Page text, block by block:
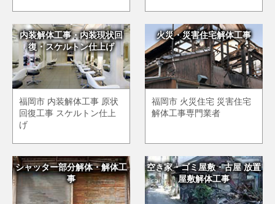
内装解体工事・内装現状回
復・スケルトン仕上げ
福岡市 内装解体工事 原状
回復工事 スケルトン仕上
げ
火災・災害住宅解体工事
福岡市 火災住宅 災害住宅
解体工事専門業者
シャッター部分解体・解体工
事
空き家・ゴミ屋敷・古屋 放置
屋敷解体工事